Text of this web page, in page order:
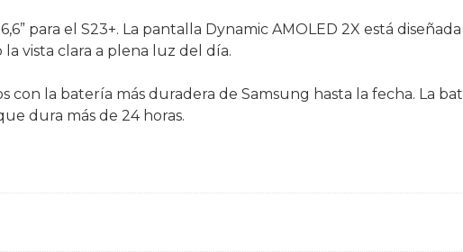
para el S23+. La pantalla Dynamic AMOLED 2X está
vista clara a plena luz del día.
con la batería más duradera de Samsung hasta la fecha. La
dura más de 24 horas.